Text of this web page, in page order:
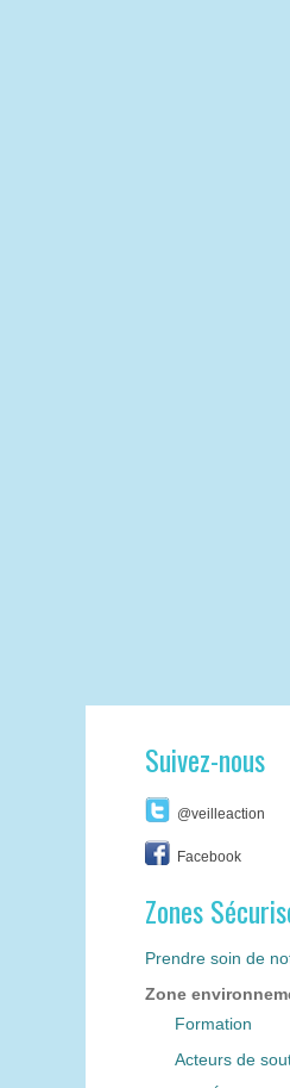
Suivez-nous
@veilleaction
Facebook
Zones
Prendre soin de
Zone
Formation
Acteurs de